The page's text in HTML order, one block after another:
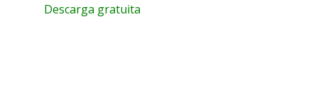
Descarga gratuita